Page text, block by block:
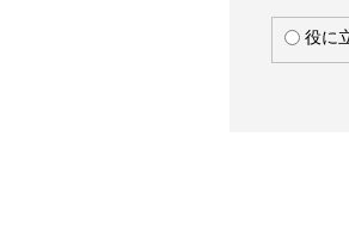
役に